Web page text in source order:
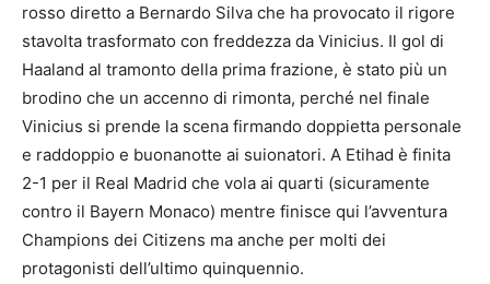
rosso diretto a Bernardo Silva che ha provocato il rigore
stavolta trasformato con freddezza da Vinicius. Il gol di
Haaland al tramonto della prima frazione, è stato più un
brodino che un accenno di rimonta, perché nel finale
Vinicius si prende la scena firmando doppietta personale
e raddoppio e buonanotte ai suionatori. A Etihad è finita
2-1 per il Real Madrid che vola ai quarti (sicuramente
contro il Bayern Monaco) mentre finisce qui l’avventura
Champions dei Citizens ma anche per molti dei
protagonisti dell’ultimo quinquennio.